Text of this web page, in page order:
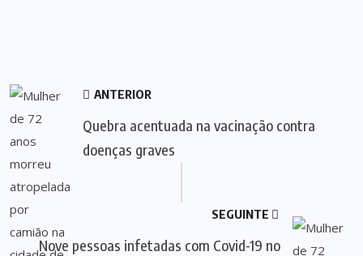
ANTERIOR
Quebra acentuada na vacinação contra
doenças graves
SEGUINTE
Nove pessoas infetadas com Covid-19 no